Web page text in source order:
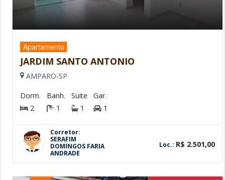
Apartamento
JARDIM SANTO ANTONIO
AMPARO-SP
Dorm.
2
Banh.
1
Suite
1
Gar.
1
Corretor:
SERAFIM
DOMINGOS FARIA
ANDRADE
Loc.: R$ 2.501,00